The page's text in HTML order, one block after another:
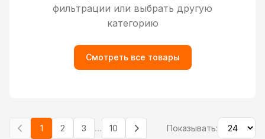
фильтрации или выбрать другую
категорию
Смотреть все товары
1 2 3 ... 10 Показывать: